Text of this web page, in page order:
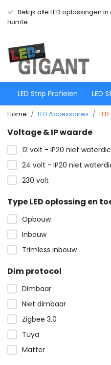
Bekijk alle LED oplossingen in
ruimte
LED Strip Profielen LED
Home LED Accessoires
Voltage & IP waarde
12 volt - IP20 niet
24 volt - IP20 niet
230 volt
Type LED oplossing en
Opbouw
Inbouw
Trimless inbouw
Dim protocol
Dimbaar
Niet dimbaar
Zigbee 3.0
Tuya
Matter
Thread